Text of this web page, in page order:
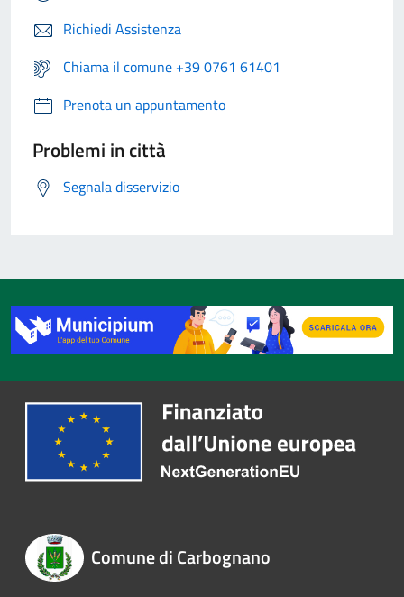
Richiedi Assistenza
Chiama il comune +39 0761 61401
Prenota un appuntamento
Problemi in città
Segnala disservizio
Comune di Carbognano